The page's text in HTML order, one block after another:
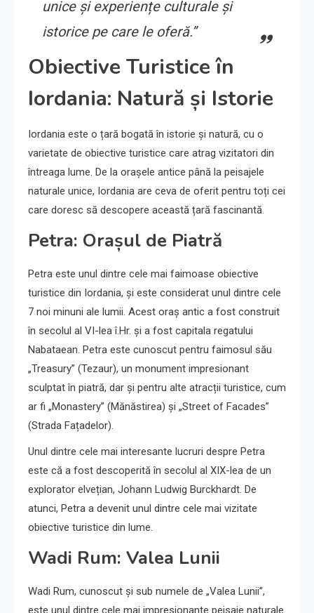
unice și experiențe culturale și
istorice pe care le oferă.”
Obiective Turistice în
Iordania: Natură și Istorie
Iordania este o țară bogată în istorie și natură, cu o
varietate de obiective turistice care atrag vizitatori din
întreaga lume. De la orașele antice până la peisajele
naturale unice, Iordania are ceva de oferit pentru toți cei
care doresc să descopere această țară fascinantă.
Petra: Orașul de Piatră
Petra este unul dintre cele mai faimoase obiective
turistice din Iordania, și este considerat unul dintre cele
7 noi minuni ale lumii. Acest oraș antic a fost construit
în secolul al VI-lea î.Hr. și a fost capitala regatului
Nabataean. Petra este cunoscut pentru faimosul său
„Treasury” (Tezaur), un monument impresionant
sculptat în piatră, dar și pentru alte atracții turistice, cum
ar fi „Monastery” (Mănăstirea) și „Street of Facades”
(Strada Fațadelor).
Unul dintre cele mai interesante lucruri despre Petra
este că a fost descoperită în secolul al XIX-lea de un
explorator elvețian, Johann Ludwig Burckhardt. De
atunci, Petra a devenit unul dintre cele mai vizitate
obiective turistice din lume.
Wadi Rum: Valea Lunii
Wadi Rum, cunoscut și sub numele de „Valea Lunii”,
este unul dintre cele mai impresionante peisaje naturale